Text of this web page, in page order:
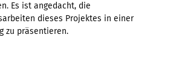
Es ist angedacht, die
dieses Projektes in einer
zu präsentieren.